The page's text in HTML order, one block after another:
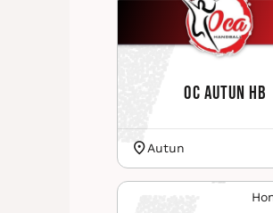
OC Autun HB
Autun